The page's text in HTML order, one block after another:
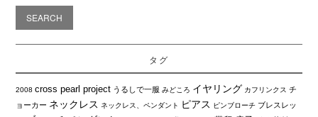
タグ
2008 cross pearl project うるしで一服 みどころ イヤリング カフリンクス チ
ョーカー ネックレス ネックレス、ペンダント ピアス ピンブローチ ブレスレッ